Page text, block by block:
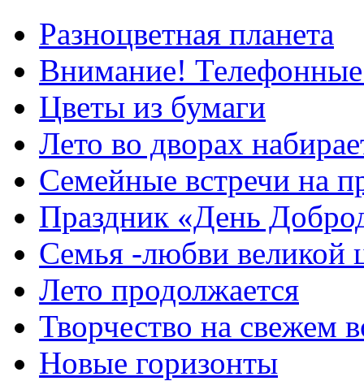
Разноцветная планета
Внимание!
Цветы из бумаги
Лето во дворах
Семейные встречи на
Праздник «День
Семья -любви великой
Лето продолжается
Творчество на свежем
Новые горизонты